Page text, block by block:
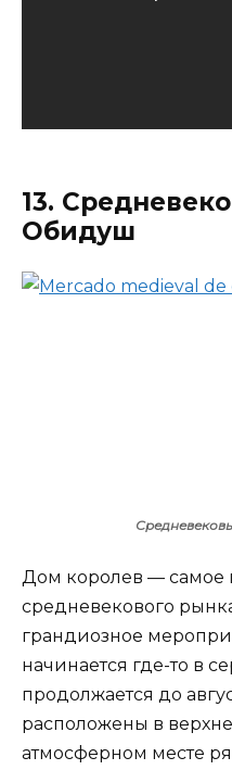
13.
Обидуш
Дом королев — самое
средневекового
грандиозное
начинается где-то в
продолжается до
расположены в
атмосферном месте